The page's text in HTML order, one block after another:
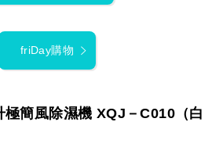
friDay購物
簡風除濕機 XQJ－C010（白